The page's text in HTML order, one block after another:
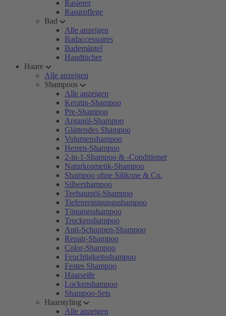
Rasierer
Rasurpflege
Bad
Alle anzeigen
Badaccessoires
Bademäntel
Handtücher
Haare
Alle anzeigen
Shampoos
Alle anzeigen
Keratin-Shampoo
Pre-Shampoo
Arganöl-Shampoo
Glättendes Shampoo
Volumenshampoo
Herren-Shampoo
2-in-1-Shampoo & -Conditioner
Naturkosmetik-Shampoo
Shampoo ohne Silikone & Co.
Silbershampoo
Teebaumöl-Shampoo
Tiefenreinigungsshampoo
Tönungsshampoo
Trockenshampoo
Anti-Schuppen-Shampoo
Repair-Shampoo
Color-Shampoo
Feuchtigkeitsshampoo
Festes Shampoo
Haarseife
Lockenshampoo
Shampoo-Sets
Haarstyling
Alle anzeigen